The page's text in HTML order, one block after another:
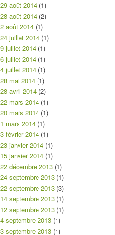
29 août 2014 (1)
28 août 2014 (2)
2 août 2014 (1)
24 juillet 2014 (1)
9 juillet 2014 (1)
6 juillet 2014 (1)
4 juillet 2014 (1)
28 mai 2014 (1)
28 avril 2014 (2)
22 mars 2014 (1)
20 mars 2014 (1)
1 mars 2014 (1)
3 février 2014 (1)
23 janvier 2014 (1)
15 janvier 2014 (1)
22 décembre 2013 (1)
24 septembre 2013 (1)
22 septembre 2013 (3)
14 septembre 2013 (1)
12 septembre 2013 (1)
4 septembre 2013 (1)
3 septembre 2013 (1)